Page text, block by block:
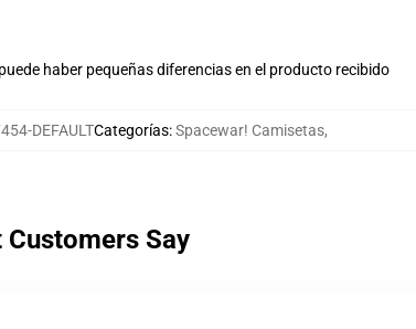
haber pequeñas diferencias en el producto recibido
DEFAULTCategorías:Spacewar! Camisetas,
Customers Say